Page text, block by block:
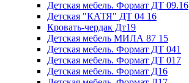
Детская мебель. Формат ДТ 09.16
Детская "КАТЯ" ДТ 04 16
Кровать-чердак Дт19
Детская мебель МИЛА 87 15
Детская мебель. Формат ДТ 041
Детская мебель. Формат ДТ 017
Детская мебель. Формат Д16